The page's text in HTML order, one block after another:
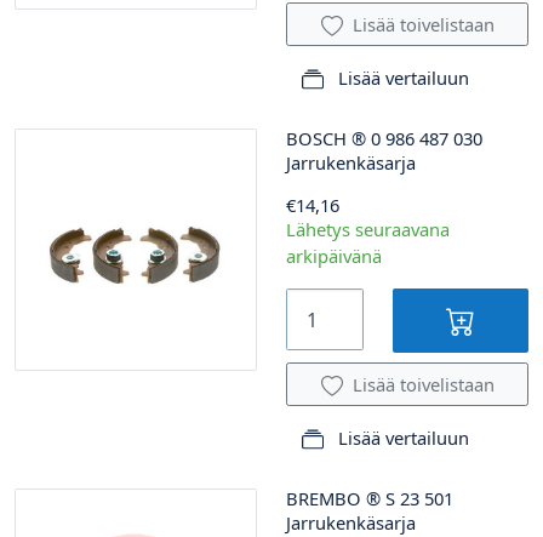
Lisää toivelistaan
Lisää vertailuun
BOSCH ® 0 986 487 030
Jarrukenkäsarja
€14,16
Lähetys seuraavana
arkipäivänä
Lisää toivelistaan
Lisää vertailuun
BREMBO ® S 23 501
Jarrukenkäsarja